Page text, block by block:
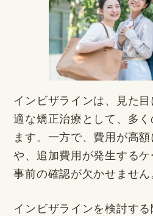
インビザラインは、見た
適な矯正治療として、多
ます。一方で、費用が高
や、追加費用が発生するケ
事前の確認が欠かせません
インビザラインを検討す